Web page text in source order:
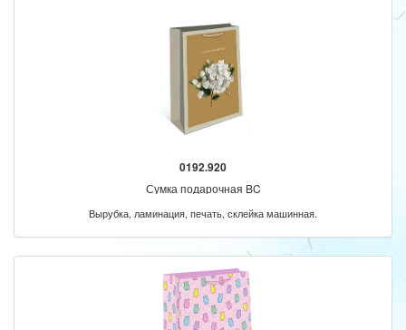
0192.920
Сумка подарочная BC
Вырубка, ламинация, печать, склейка машинная.